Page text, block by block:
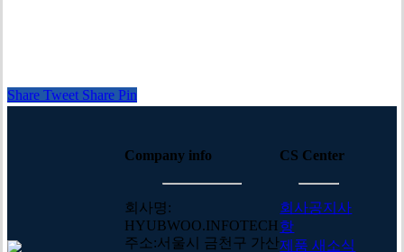
Share Tweet Share Pin
Company info
회사명:
HYUBWOO.INFOTECH
주소:서울시 금천구 가산
CS Center
회사공지사
항
제품 새소식